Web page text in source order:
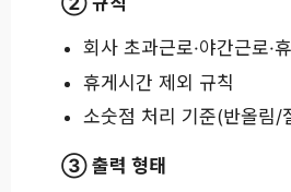
회사 초과근로·야간근로·
휴게시간 제외 규칙
소숫점 처리 기준(반올림/
③ 출력 형태